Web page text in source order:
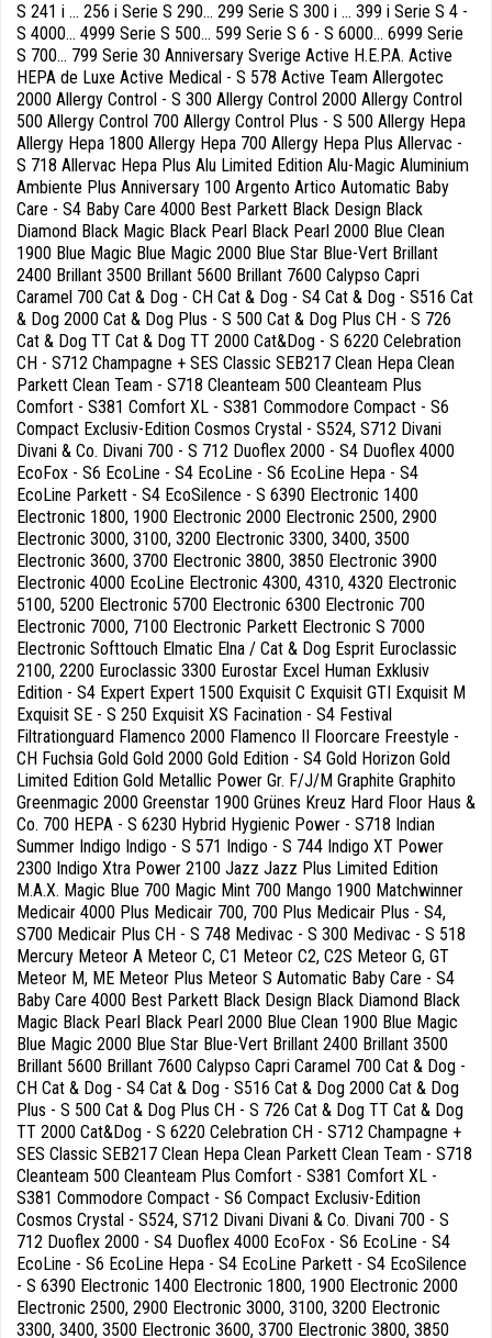
S 241 i ... 256 i Serie S 290... 299 Serie S 300 i ... 399 i Serie S 4 -
S 4000... 4999 Serie S 500... 599 Serie S 6 - S 6000... 6999 Serie
S 700... 799 Serie 30 Anniversary Sverige Active H.E.P.A. Active
HEPA de Luxe Active Medical - S 578 Active Team Allergotec
2000 Allergy Control - S 300 Allergy Control 2000 Allergy Control
500 Allergy Control 700 Allergy Control Plus - S 500 Allergy Hepa
Allergy Hepa 1800 Allergy Hepa 700 Allergy Hepa Plus Allervac -
S 718 Allervac Hepa Plus Alu Limited Edition Alu-Magic Aluminium
Ambiente Plus Anniversary 100 Argento Artico Automatic Baby
Care - S4 Baby Care 4000 Best Parkett Black Design Black
Diamond Black Magic Black Pearl Black Pearl 2000 Blue Clean
1900 Blue Magic Blue Magic 2000 Blue Star Blue-Vert Brillant
2400 Brillant 3500 Brillant 5600 Brillant 7600 Calypso Capri
Caramel 700 Cat & Dog - CH Cat & Dog - S4 Cat & Dog - S516 Cat
& Dog 2000 Cat & Dog Plus - S 500 Cat & Dog Plus CH - S 726
Cat & Dog TT Cat & Dog TT 2000 Cat&Dog - S 6220 Celebration
CH - S712 Champagne + SES Classic SEB217 Clean Hepa Clean
Parkett Clean Team - S718 Cleanteam 500 Cleanteam Plus
Comfort - S381 Comfort XL - S381 Commodore Compact - S6
Compact Exclusiv-Edition Cosmos Crystal - S524, S712 Divani
Divani & Co. Divani 700 - S 712 Duoflex 2000 - S4 Duoflex 4000
EcoFox - S6 EcoLine - S4 EcoLine - S6 EcoLine Hepa - S4
EcoLine Parkett - S4 EcoSilence - S 6390 Electronic 1400
Electronic 1800, 1900 Electronic 2000 Electronic 2500, 2900
Electronic 3000, 3100, 3200 Electronic 3300, 3400, 3500
Electronic 3600, 3700 Electronic 3800, 3850 Electronic 3900
Electronic 4000 EcoLine Electronic 4300, 4310, 4320 Electronic
5100, 5200 Electronic 5700 Electronic 6300 Electronic 700
Electronic 7000, 7100 Electronic Parkett Electronic S 7000
Electronic Softtouch Elmatic Elna / Cat & Dog Esprit Euroclassic
2100, 2200 Euroclassic 3300 Eurostar Excel Human Exklusiv
Edition - S4 Expert Expert 1500 Exquisit C Exquisit GTI Exquisit M
Exquisit SE - S 250 Exquisit XS Facination - S4 Festival
Filtrationguard Flamenco 2000 Flamenco II Floorcare Freestyle -
CH Fuchsia Gold Gold 2000 Gold Edition - S4 Gold Horizon Gold
Limited Edition Gold Metallic Power Gr. F/J/M Graphite Graphito
Greenmagic 2000 Greenstar 1900 Grünes Kreuz Hard Floor Haus &
Co. 700 HEPA - S 6230 Hybrid Hygienic Power - S718 Indian
Summer Indigo Indigo - S 571 Indigo - S 744 Indigo XT Power
2300 Indigo Xtra Power 2100 Jazz Jazz Plus Limited Edition
M.A.X. Magic Blue 700 Magic Mint 700 Mango 1900 Matchwinner
Medicair 4000 Plus Medicair 700, 700 Plus Medicair Plus - S4,
S700 Medicair Plus CH - S 748 Medivac - S 300 Medivac - S 518
Mercury Meteor A Meteor C, C1 Meteor C2, C2S Meteor G, GT
Meteor M, ME Meteor Plus Meteor S Automatic Baby Care - S4
Baby Care 4000 Best Parkett Black Design Black Diamond Black
Magic Black Pearl Black Pearl 2000 Blue Clean 1900 Blue Magic
Blue Magic 2000 Blue Star Blue-Vert Brillant 2400 Brillant 3500
Brillant 5600 Brillant 7600 Calypso Capri Caramel 700 Cat & Dog -
CH Cat & Dog - S4 Cat & Dog - S516 Cat & Dog 2000 Cat & Dog
Plus - S 500 Cat & Dog Plus CH - S 726 Cat & Dog TT Cat & Dog
TT 2000 Cat&Dog - S 6220 Celebration CH - S712 Champagne +
SES Classic SEB217 Clean Hepa Clean Parkett Clean Team - S718
Cleanteam 500 Cleanteam Plus Comfort - S381 Comfort XL -
S381 Commodore Compact - S6 Compact Exclusiv-Edition
Cosmos Crystal - S524, S712 Divani Divani & Co. Divani 700 - S
712 Duoflex 2000 - S4 Duoflex 4000 EcoFox - S6 EcoLine - S4
EcoLine - S6 EcoLine Hepa - S4 EcoLine Parkett - S4 EcoSilence
- S 6390 Electronic 1400 Electronic 1800, 1900 Electronic 2000
Electronic 2500, 2900 Electronic 3000, 3100, 3200 Electronic
3300, 3400, 3500 Electronic 3600, 3700 Electronic 3800, 3850